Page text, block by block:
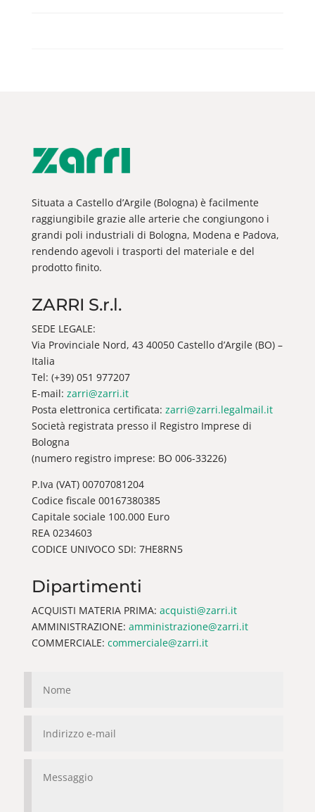
Situata a Castello d’Argile (Bologna) è facilmente
raggiungibile grazie alle arterie che congiungono i
grandi poli industriali di Bologna, Modena e Padova,
rendendo agevoli i trasporti del materiale e del
prodotto finito.
ZARRI S.r.l.
SEDE LEGALE:
Via Provinciale Nord, 43 40050 Castello d’Argile (BO) –
Italia
Tel: (+39) 051 977207
E-mail: zarri@zarri.it
Posta elettronica certificata: zarri@zarri.legalmail.it
Società registrata presso il Registro Imprese di
Bologna
(numero registro imprese: BO 006-33226)
P.Iva (VAT) 00707081204
Codice fiscale 00167380385
Capitale sociale 100.000 Euro
REA 0234603
CODICE UNIVOCO SDI: 7HE8RN5
Dipartimenti
ACQUISTI MATERIA PRIMA: acquisti@zarri.it
AMMINISTRAZIONE: amministrazione@zarri.it
COMMERCIALE: commerciale@zarri.it